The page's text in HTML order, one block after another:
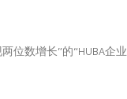
位数增长”的“HUBA企业